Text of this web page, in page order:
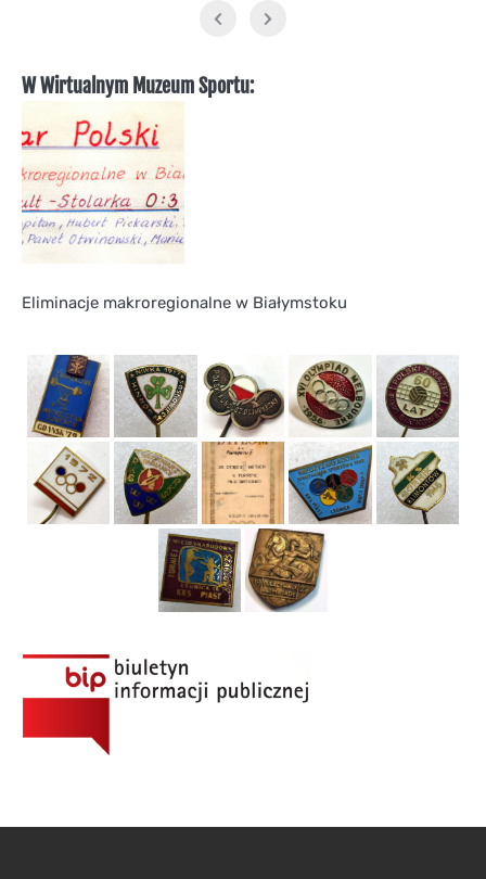
W Wirtualnym Muzeum Sportu:
Eliminacje makroregionalne w Białymstoku